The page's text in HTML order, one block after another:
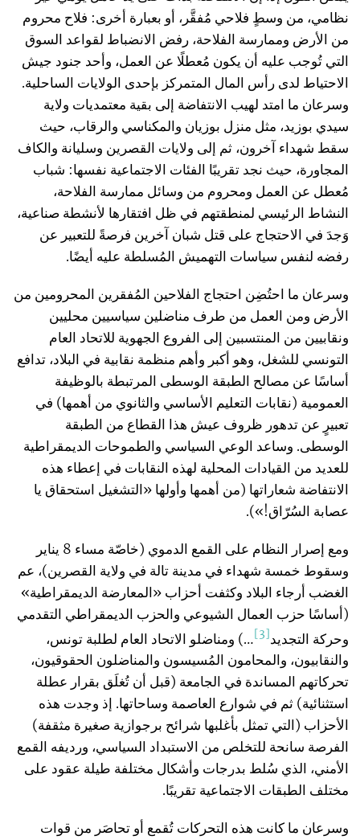
نظامي، من وسطٍ فلاحي مُفقَّر، أو بعبارة أخرى: فلاح محروم
من الأرض وممارسة الفلاحة، رفض الانضباط لقواعد السوق
التي تُوجب عليه أن يكون مُعطلًا عن العمل، وأحد جنود جيش
الاحتياط لدى رأس المال المتمركز بإحدى الولايات الساحلية.
وسرعان ما امتد لهيب الانتفاضة إلى بقية معتمديات ولاية
سيدي بوزيد، مثل منزل بوزيان والمكناسي والرقاب، حيث
سقط شهداء آخرون، ثم إلى ولايات القصرين وسليانة والكاف
المجاورة، حيث نجد تقريبًا الفئات الاجتماعية نفسها: شباب
مُعطل عن العمل ومحروم من وسائل ممارسة الفلاحة،
النشاط الرئيسي لمنطقتهم في ظل افتقارها لأنشطة صناعية،
وَجدَ في الاحتجاج على قتل شبان آخرين فرصةً للتعبير عن
رفضه لنفس سياسات التهميش المُسلطة عليه أيضًا.
وسرعان ما احتُضِن احتجاج الفلاحين المُفقرين المحرومين من
الأرض ومن العمل من طرف مناضلين سياسيين محليين
ونقابيين من المنتسبين إلى الفروع الجهوية للاتحاد العام
التونسي للشغل، وهو أكبر وأهم منظمة نقابية في البلاد، تدافع
أساسًا عن مصالح الطبقة الوسطى المرتبطة بالوظيفة
العمومية (نقابات التعليم الأساسي والثانوي من أهمها) في
تعبيرٍ عن تدهور ظروف عيش هذا القطاع من الطبقة
الوسطى. وساعد الوعي السياسي والطموحات الديمقراطية
للعديد من القيادات المحلية لهذه النقابات في إعطاء هذه
الانتفاضة شعاراتها (من أهمها وأولها «التشغيل استحقاق يا
عصابة السُرّاق!»).
ومع إصرار النظام على القمع الدموي (خاصّة مساء 8 يناير
وسقوط خمسة شهداء في مدينة تالة في ولاية القصرين)، عم
الغضب أرجاء البلاد وكثفت أحزاب «المعارضة الديمقراطية»
(أساسًا حزب العمال الشيوعي والحزب الديمقراطي التقدمي
وحركة التجديد[3]
…) ومناضلو الاتحاد العام لطلبة تونس،
والنقابيون، والمحامون المُسيسون والمناضلون الحقوقيون،
تحركاتهم المساندة في الجامعة (قبل أن تُغلَق بقرار عطلة
استثنائية) ثم في شوارع العاصمة وساحاتها. إذ وجدت هذه
الأحزاب (التي تمثل بأغلبها شرائح برجوازية صغيرة مثقفة)
الفرصة سانحة للتخلص من الاستبداد السياسي، ورديفه القمع
الأمني، الذي سُلط بدرجات وأشكال مختلفة طيلة عقود على
مختلف الطبقات الاجتماعية تقريبًا.
وسرعان ما كانت هذه التحركات تُقمع أو تحاصَر من قوات